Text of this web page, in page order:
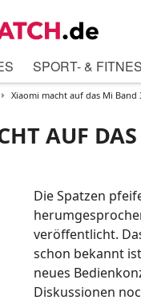
SPORT- &
Xiaomi macht auf das Mi Band
AUF
Die Spatzen
veröffentlicht.
schon bekannt
neues
Diskussionen